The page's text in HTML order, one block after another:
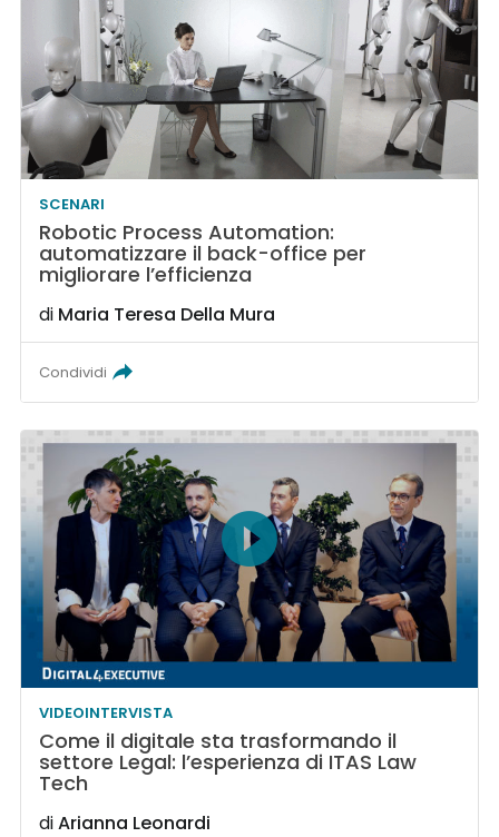
SCENARI
Robotic Process Automation:
automatizzare il back-office per
migliorare l’efficienza
di Maria Teresa Della Mura
Condividi
VIDEOINTERVISTA
Come il digitale sta trasformando il
settore Legal: l’esperienza di ITAS Law
Tech
diArianna Leonardi